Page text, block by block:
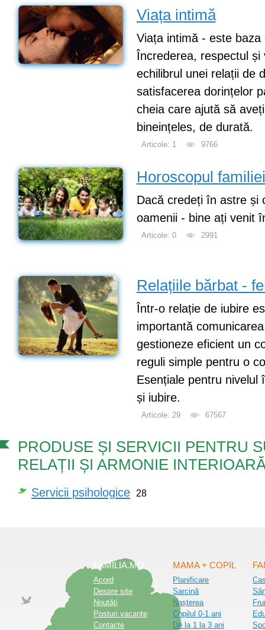
Viața intimă
Viața intimă - este baza
Încrederea, respectul și
echilibrul unei relații de
satisfacerea dorințelor
cheia care ajută să
bineințeles, de durată.
Articole: 1 9766
Horoscopul familiei
Dacă credeți în astre și
oamenii - bine ați venit
Articole: 0 2991
Relațiile bărbat -
Într-o relație de iubire
importantă
gestioneze eficient un
reguli simple pentru o
Esențiale pentru nivelul
și iubire.
Articole: 29 67567
PRODUSE ȘI SERVICII PENTRU
RELAȚII ȘI ARMONIE
Servicii psihologice 28
FAMILIA.MD
Acord
Despre site
Noutăţi
Posturi vacante
Contacte
MAMA + COPIL
Planificare
Sarcină
Nașterea
Copilul 0-1 ani
De la 1 la 3 ani